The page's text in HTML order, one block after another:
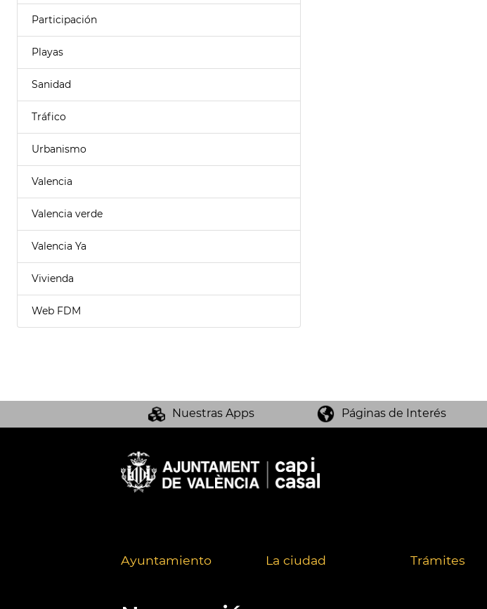
Participación
Playas
Sanidad
Tráfico
Urbanismo
Valencia
Valencia verde
Valencia Ya
Vivienda
Web FDM
Nuestras Apps Páginas de Interés
Ayuntamiento La ciudad Trámites